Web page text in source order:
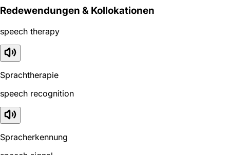
Redewendungen & Kollokationen
speech therapy
Sprachtherapie
speech recognition
Spracherkennung